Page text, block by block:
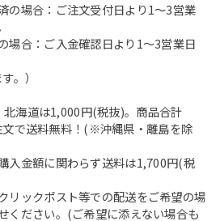
の場合：ご注文受付日より1〜3営業
場合：ご入金確認日より1〜3営業日
。）
海道は1,000円(税抜)。商品合計
で送料無料！(※沖縄県・離島を除
入金額に関わらず送料は1,700円(税
リックポスト等での配送をご希望の場
ください。(ご希望に添えない場合も